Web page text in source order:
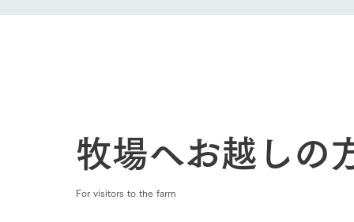
牧場へお越しの
For visitors to the farm